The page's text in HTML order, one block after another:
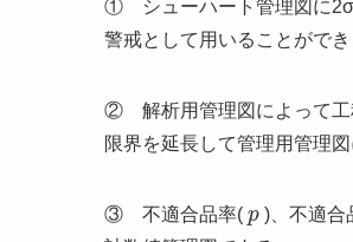
① シューハート管理図に2σ
警戒として用いることができ
② 解析用管理図によって工
限界を延長して管理用管理図
③ 不適合品率( )、不適合